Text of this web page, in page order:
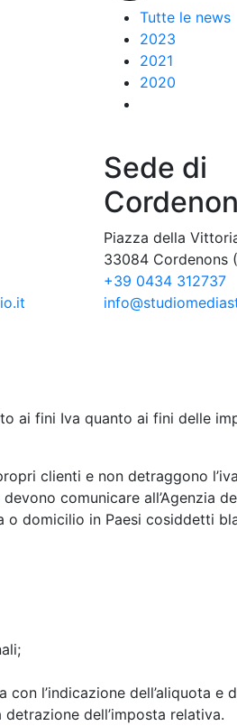
Tutte le news
2023
2021
2020
Sede di
Piazza della
33084 Cordenons
+39 0434 312737
ai fini Iva quanto ai fini delle
clienti e non detraggono
comunicare all’Agenzia
domicilio in Paesi cosiddetti
l’indicazione dell’aliquota
dell’imposta relativa.